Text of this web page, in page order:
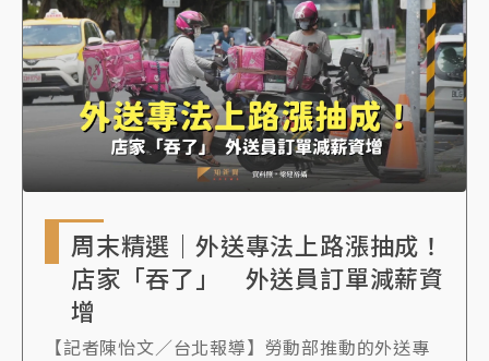
周末精選｜外送專法上路漲抽成！
店家「吞了」 外送員訂單減薪資
增
【記者陳怡文／台北報導】勞動部推動的外送專